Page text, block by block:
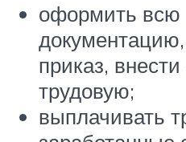
оформить всю
документацию,
приказ,
трудовую;
выплачивать